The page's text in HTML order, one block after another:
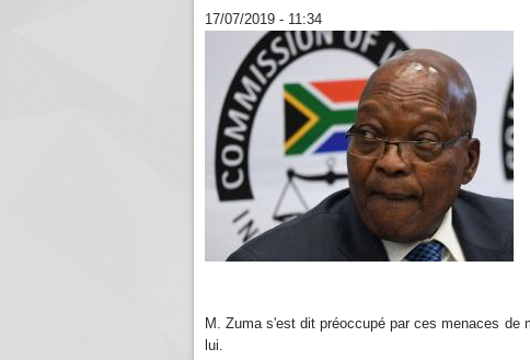
17/07/2019 - 11:34
M. Zuma s'est dit préoccupé par ces menaces
lui.